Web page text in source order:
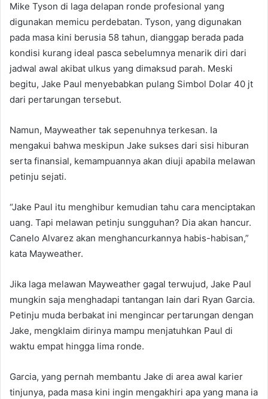
Mike Tyson di laga delapan ronde profesional yang
digunakan memicu perdebatan. Tyson, yang digunakan
pada masa kini berusia 58 tahun, dianggap berada pada
kondisi kurang ideal pasca sebelumnya menarik diri dari
jadwal awal akibat ulkus yang dimaksud parah. Meski
begitu, Jake Paul menyebabkan pulang Simbol Dolar 40 jt
dari pertarungan tersebut.
Namun, Mayweather tak sepenuhnya terkesan. Ia
mengakui bahwa meskipun Jake sukses dari sisi hiburan
serta finansial, kemampuannya akan diuji apabila melawan
petinju sejati.
“Jake Paul itu menghibur kemudian tahu cara menciptakan
uang. Tapi melawan petinju sungguhan? Dia akan hancur.
Canelo Alvarez akan menghancurkannya habis-habisan,”
kata Mayweather.
Jika laga melawan Mayweather gagal terwujud, Jake Paul
mungkin saja menghadapi tantangan lain dari Ryan Garcia.
Petinju muda berbakat ini mengincar pertarungan dengan
Jake, mengklaim dirinya mampu menjatuhkan Paul di
waktu empat hingga lima ronde.
Garcia, yang pernah membantu Jake di area awal karier
tinjunya, pada masa kini ingin mengakhiri apa yang mana ia